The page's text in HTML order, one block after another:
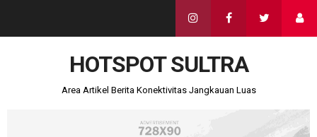
HOTSPOT SULTRA
Area Artikel Berita Konektivitas Jangkauan Luas